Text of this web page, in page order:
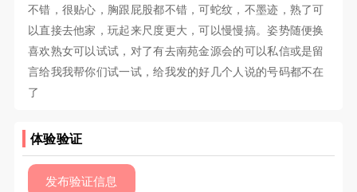
不错，很贴心，胸跟屁股都不错，可蛇纹，不墨迹，熟了可
以直接去他家，玩起来尺度更大，可以慢慢搞。姿势随便换
喜欢熟女可以试试，对了有去南苑金源会的可以私信或是留
言给我我帮你们试一试，给我发的好几个人说的号码都不在
了
体验验证
发布验证信息